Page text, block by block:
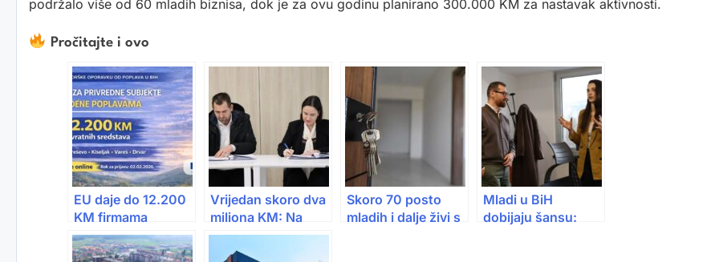
podržalo više od 60 mladih biznisa, dok je za ovu godinu planirano 300.000 KM za nastavak aktivnosti.
Pročitajte i ovo
EU daje do 12.200
KM firmama
pogođenim
poplavama: Prijave
Vrijedan skoro dva
miliona KM: Na
Grbavici niče novi
dom za mlade
Skoro 70 posto
mladih i dalje živi s
Mladi u BiH
dobijaju šansu: